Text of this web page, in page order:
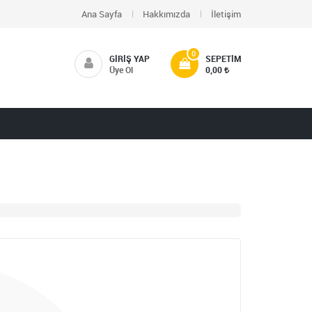
Ana Sayfa Hakkımızda İletişim
SEPETIM
0
0,00
GIRIŞ YAP
Üye Ol